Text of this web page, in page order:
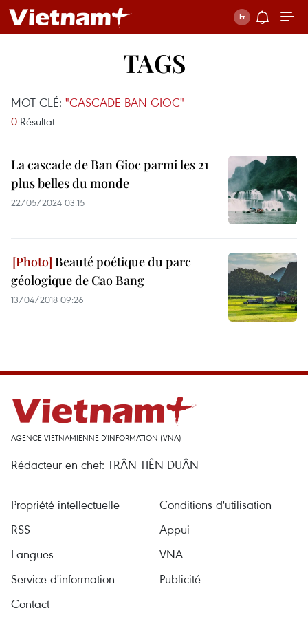
TAGS
MOT CLÉ: "CASCADE BAN GIOC"
0 Résultat
La cascade de Ban Gioc parmi les 21
plus belles du monde
22/05/2024 03:15
Beauté poétique du parc
géologique de Cao Bang
13/04/2018 09:26
AGENCE VIETNAMIENNE D'INFORMATION (VNA)
Rédacteur en chef: TRÂN TIÊN DUÂN
Propriété intellectuelle
Conditions d'utilisation
RSS
Appui
Langues
VNA
Service d'information
Publicité
Contact